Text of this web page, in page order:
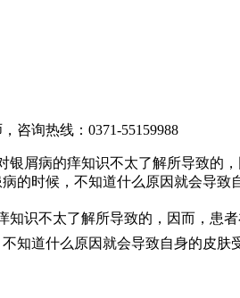
，咨询热线： 0371-55159988
银屑病的痒知识不太了解所导致
的时候，不知道什么原因就会导致
识不太了解所导致的，因而，患
知道什么原因就会导致自身的皮